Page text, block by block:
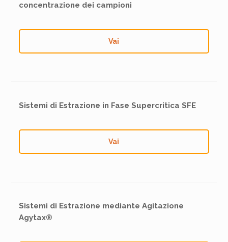
concentrazione dei campioni
Vai
Sistemi di Estrazione in Fase Supercritica SFE
Vai
Sistemi di Estrazione mediante Agitazione
Agytax®